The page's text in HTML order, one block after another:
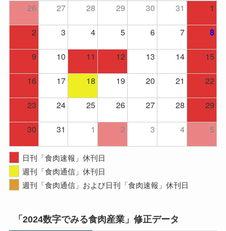
26 27 28 29 30 31
1
2
3 4 5 6 7 8
9 10 11 12 13 14
15
16
17 18 19 20 21
22
23
24 25 26 27 28
29
30
31 1 2 3 4 5
日刊「食肉速報」休刊日
週刊「食肉通信」休刊日
週刊「食肉通信」および日刊「食肉速報」休刊日
「2024数字でみる食肉産業」修正データ